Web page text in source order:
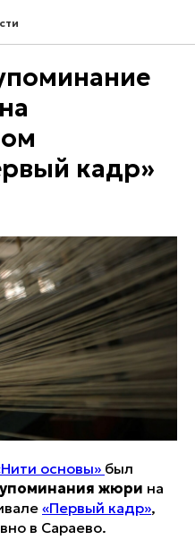
кадр»
основы» был
жюри на
«Первый кадр»,
в Сараево.